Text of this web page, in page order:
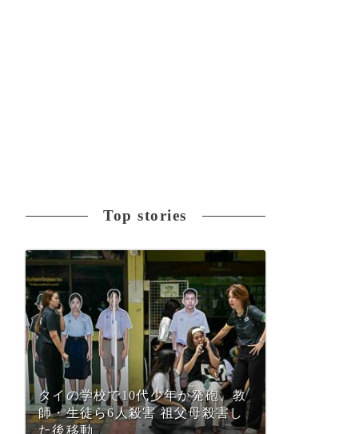
Top stories
タイの学校で10代少年が発砲、教
師・生徒ら6人殺害 祖父母殺害し
た後移動